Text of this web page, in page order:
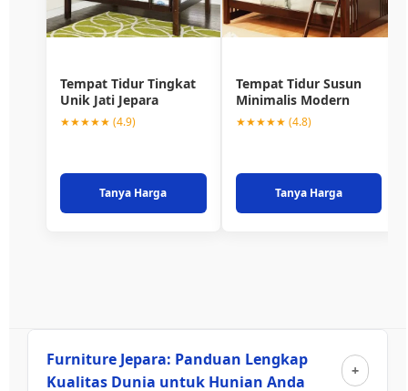
Tempat Tidur Tingkat
Unik Jati Jepara
★★★★★ (4.9)
Tanya Harga
Tempat Tidur Susun
Minimalis Modern
★★★★★ (4.8)
Tanya Harga
Furniture Jepara: Panduan Lengkap
Kualitas Dunia untuk Hunian Anda